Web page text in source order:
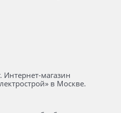
Интернет-магазин
в Москве.